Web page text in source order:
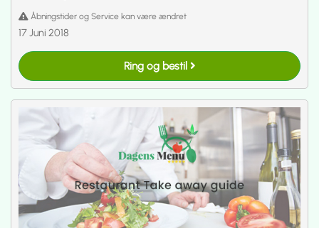
Åbningstider og Service kan være ændret
17 Juni 2018
Ring og bestil